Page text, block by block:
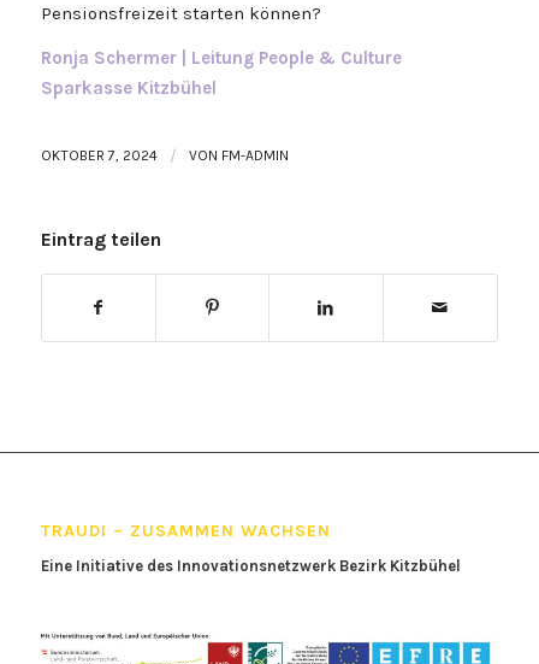
Pensionsfreizeit starten können?
Ronja Schermer | Leitung People & Culture
Sparkasse Kitzbühel
OKTOBER 7, 2024 / VON FM-ADMIN
Eintrag teilen
TRAUDI – ZUSAMMEN WACHSEN
Eine Initiative des Innovationsnetzwerk Bezirk Kitzbühel